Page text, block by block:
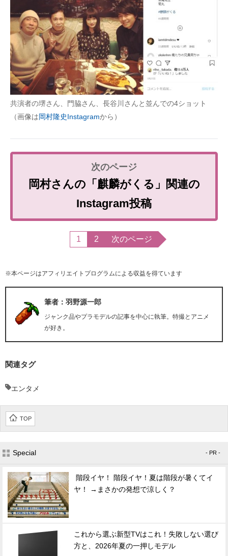
共演者の堺さん、門脇さん、長谷川さんと並んでの4ショット
（画像は岡村隆史Instagramから）
岡村さんの「麒麟がくる」関連の
Instagram投稿
1 2 次のページ
※本ページはアフィリエイトプログラムによる収益を得ています
筆者：羽野源一郎
ジャンク品やプラモデルの記事を中心に執筆。特撮とアニメ
が好き。
関連タグ
エンタメ
TOP
Special - PR -
階段イヤ！ 階段イヤ！夏は階段が暑くてイ
ヤ！ →まさかの発想で涼しく？
これから選ぶ新型TVはこれ！失敗しない選び
方と、2026年夏の一押しモデル